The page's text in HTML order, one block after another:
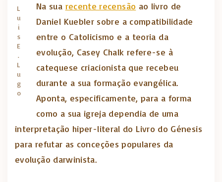
L
u
i
s
E
.
L
u
g
o
Na sua recente recensão ao livro de
Daniel Kuebler sobre a compatibilidade
entre o Catolicismo e a teoria da
evolução, Casey Chalk refere-se à
catequese criacionista que recebeu
durante a sua formação evangélica.
Aponta, especificamente, para a forma
como a sua igreja dependia de uma
interpretação hiper-literal do Livro do Génesis
para refutar as conceções populares da
evolução darwinista.